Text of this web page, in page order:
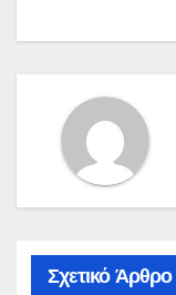
Σχετικό Άρθρο